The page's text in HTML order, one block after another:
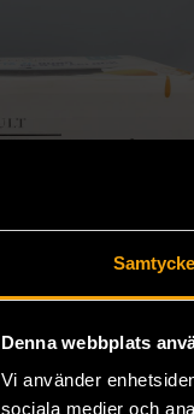
Samtycke
Denna webbplats
Vi använder
sociala medier och